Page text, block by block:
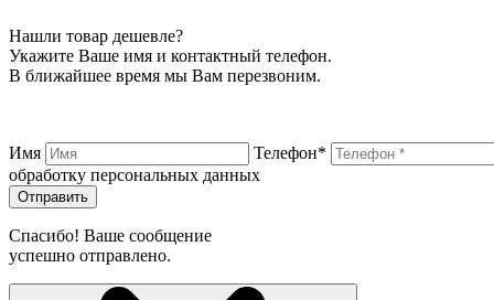
Нашли товар дешевле?
Укажите Ваше имя и контактный телефон.
В ближайшее время мы Вам перезвоним.
Имя Телефон*
обработку персональных данных
Отправить
Спасибо! Ваше сообщение
успешно отправлено.